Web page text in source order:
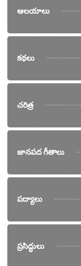
ఆలయాలు
కథలు
చరిత్ర
జానపద గీతాలు
పద్యాలు
ప్రసిద్ధులు